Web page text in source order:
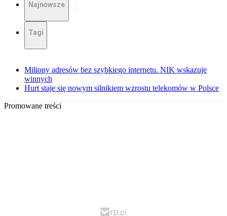
Najnowsze
Tagi
Miliony adresów bez szybkiego internetu. NIK wskazuje
winnych
Hurt staje się nowym silnikiem wzrostu telekomów w Polsce
Promowane treści